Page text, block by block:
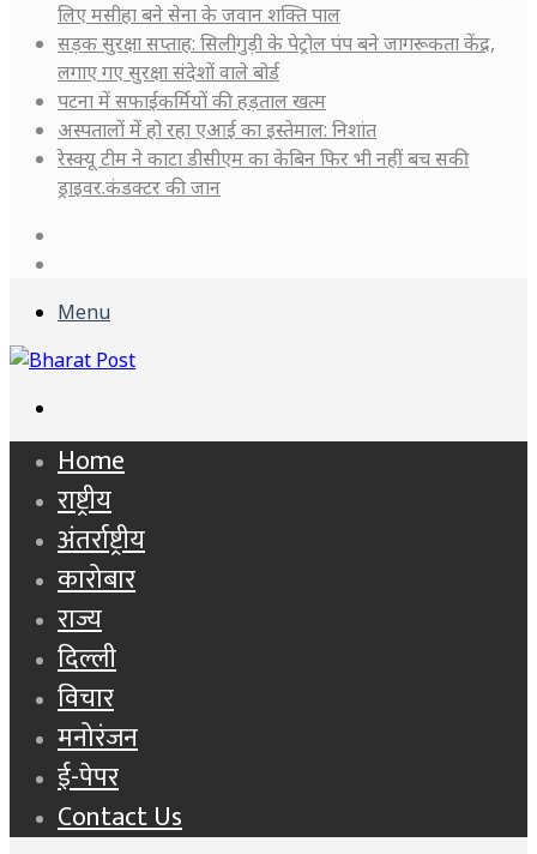
लिए मसीहा बने सेना के जवान शक्ति पाल
सड़क सुरक्षा सप्ताह: सिलीगुड़ी के पेट्रोल पंप बने जागरूकता केंद्र,
लगाए गए सुरक्षा संदेशों वाले बोर्ड
पटना में सफाईकर्मियों की हड़ताल खत्म
अस्पतालों में हो रहा एआई का इस्तेमाल: निशांत
रेस्क्यू टीम ने काटा डीसीएम का केबिन फिर भी नहीं बच सकी
ड्राइवर.कंडक्टर की जान
Menu
for
Home
राष्ट्रीय
अंतर्राष्ट्रीय
कारोबार
राज्य
दिल्ली
विचार
मनोरंजन
ई-पेपर
Contact Us